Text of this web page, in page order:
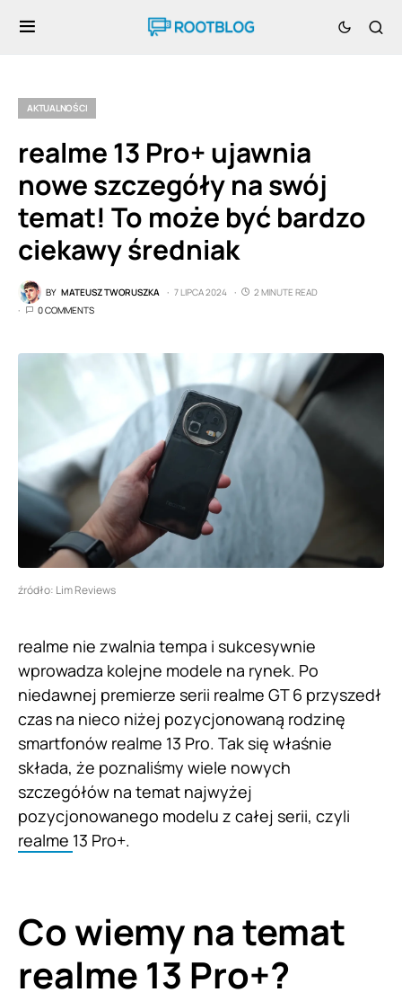
AKTUALNOŚCI
realme 13 Pro+ ujawnia
nowe szczegóły na swój
temat! To może być bardzo
ciekawy średniak
BY MATEUSZ TWORUSZKA 7 LIPCA 2024
2 MINUTE READ
0 COMMENTS
źródło: Lim Reviews
realme nie zwalnia tempa i sukcesywnie
wprowadza kolejne modele na rynek. Po
niedawnej premierze serii realme GT 6 przyszedł
czas na nieco niżej pozycjonowaną rodzinę
smartfonów realme 13 Pro. Tak się właśnie
składa, że poznaliśmy wiele nowych
szczegółów na temat najwyżej
pozycjonowanego modelu z całej serii, czyli
realme 13 Pro+.
Co wiemy na temat
realme 13 Pro+?